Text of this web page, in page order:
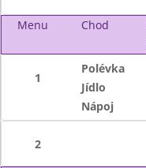
Menu Chod
1
Polévka
Jídlo
Nápoj
2